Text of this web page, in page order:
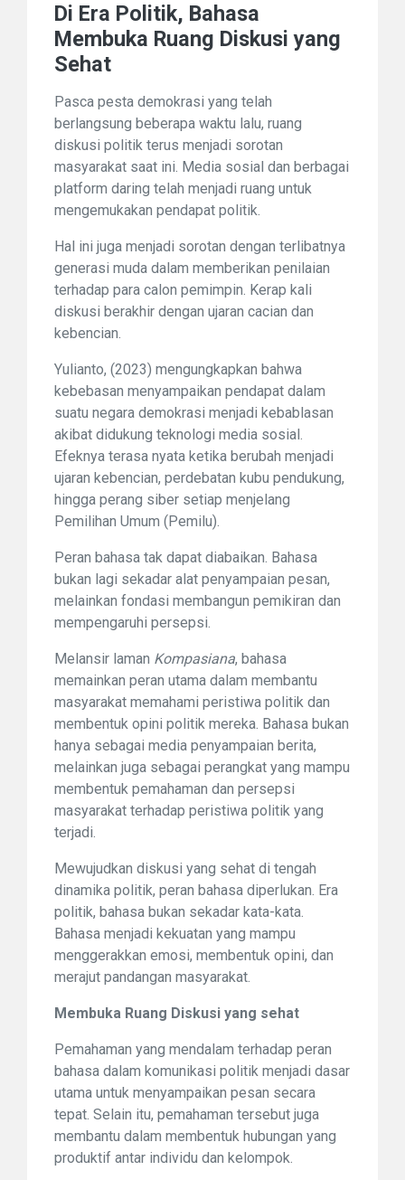
Di Era Politik, Bahasa
Membuka Ruang Diskusi yang
Sehat
Pasca pesta demokrasi yang telah
berlangsung beberapa waktu lalu, ruang
diskusi politik terus menjadi sorotan
masyarakat saat ini. Media sosial dan berbagai
platform daring telah menjadi ruang untuk
mengemukakan pendapat politik.
Hal ini juga menjadi sorotan dengan terlibatnya
generasi muda dalam memberikan penilaian
terhadap para calon pemimpin. Kerap kali
diskusi berakhir dengan ujaran cacian dan
kebencian.
Yulianto, (2023) mengungkapkan bahwa
kebebasan menyampaikan pendapat dalam
suatu negara demokrasi menjadi kebablasan
akibat didukung teknologi media sosial.
Efeknya terasa nyata ketika berubah menjadi
ujaran kebencian, perdebatan kubu pendukung,
hingga perang siber setiap menjelang
Pemilihan Umum (Pemilu).
Peran bahasa tak dapat diabaikan. Bahasa
bukan lagi sekadar alat penyampaian pesan,
melainkan fondasi membangun pemikiran dan
mempengaruhi persepsi.
Melansir laman Kompasiana, bahasa
memainkan peran utama dalam membantu
masyarakat memahami peristiwa politik dan
membentuk opini politik mereka. Bahasa bukan
hanya sebagai media penyampaian berita,
melainkan juga sebagai perangkat yang mampu
membentuk pemahaman dan persepsi
masyarakat terhadap peristiwa politik yang
terjadi.
Mewujudkan diskusi yang sehat di tengah
dinamika politik, peran bahasa diperlukan. Era
politik, bahasa bukan sekadar kata-kata.
Bahasa menjadi kekuatan yang mampu
menggerakkan emosi, membentuk opini, dan
merajut pandangan masyarakat.
Membuka Ruang Diskusi yang sehat
Pemahaman yang mendalam terhadap peran
bahasa dalam komunikasi politik menjadi dasar
utama untuk menyampaikan pesan secara
tepat. Selain itu, pemahaman tersebut juga
membantu dalam membentuk hubungan yang
produktif antar individu dan kelompok.